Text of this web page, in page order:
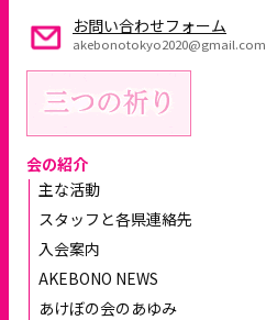
お問い合わせフォーム
akebonotokyo2020@gmail.com
会の紹介
主な活動
スタッフと各県連絡先
入会案内
AKEBONO NEWS
あけぼの会のあゆみ